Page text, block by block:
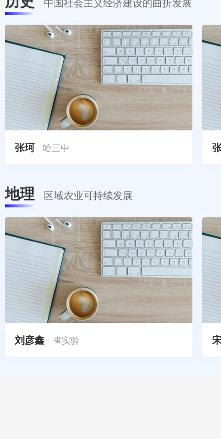
中国社会主义经济建设的曲折发展
张珂 哈三中
地理 区域农业可持续发展
刘彦鑫 省实验